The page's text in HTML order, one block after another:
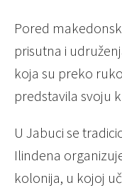
Pored
prisutna i
koja su preko
predstavila svoju
U Jabuci se
Ilindena
kolonija, u kojoj